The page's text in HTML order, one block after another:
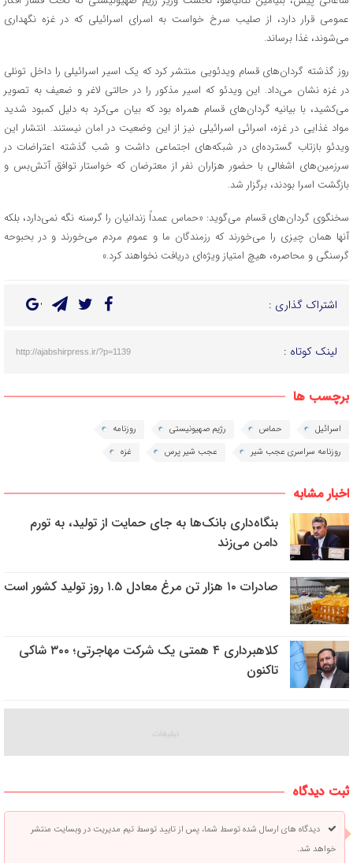
عمومی قرار دارد، از صلیب سرخ خواست به اسرای اسرائیلی که در غزه نگهداری
می‌شوند، غذا برساند.
روز گذشته گردان‌های قسام ویدئویی منتشر کرد که یک اسیر اسرائیلی را داخل تونلی
در غزه نشان می‌داد. این ویدئو که اسیر مذکور را در حالتی لاغر و ضعیف به تصویر
می‌کشید، با بیانیه گردان‌های قسام همراه بود که بیان می‌کرد به دلیل کمبود شدید
مواد غذایی در غزه، اسرائی اسرائیلی نیز از این وضعیت در امان نیستند. انتشار این
ویدئو بازتاب گسترده‌ای در شبکه‌های اجتماعی داشت و شب گذشته اعتراضات در
سرزمین‌های اشغالی با حضور هزاران نفر از معترضان که خواستار توافق آتش‌بس و
بازگشت اسرا بودند، برگزار شد.
سخنگوی گردان‌های قسام می‌گوید: «حماس عمداً زندانیان را گرسنه نگه نمی‌دارد، بلکه
آنها همان چیزی را می‌خورند که رزمندگان ما و عموم مردم می‌خورند و در بحبوحه
گرسنگی و محاصره، هیچ امتیاز ویژه‌ای دریافت نخواهند کرد.»
اشتراک گذاری :
لینک کوتاه : http://ajabshirpress.ir/?p=1139
برچسب ها
اسرائیل حماس رژیم صهیونیستی
روزنامه
روزنامه سراسری عجب شیر
عجب شیر پرس غزه
اخبار مشابه
بنگاه‌داری بانک‌ها به جای حمایت از تولید، به تورم
دامن می‌زند
صادرات ۱۰ هزار تن مرغ معادل ۱.۵ روز تولید کشور است
کلاهبرداری ۴ همتی یک شرکت مهاجرتی؛ ۳۰۰ شاکی
تاکنون
ثبت دیدگاه
دیدگاه های ارسال شده توسط شما، پس از تایید توسط تیم مدیریت در وبسایت منتشر
خواهد شد.